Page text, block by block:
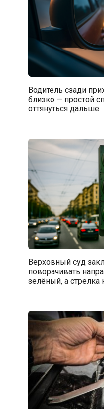
Водитель сзади
близко — простой
оттянуться дальше
Верховный суд
поворачивать
зелёный, а стрелка